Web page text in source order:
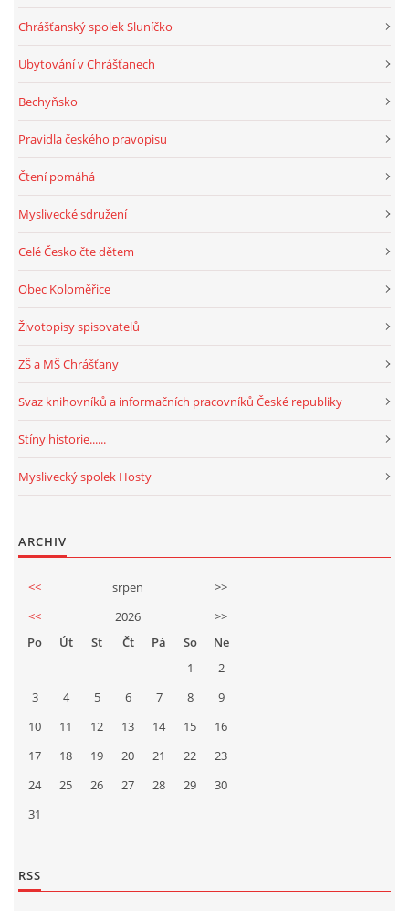
Chrášťanský spolek Sluníčko
Ubytování v Chrášťanech
Bechyňsko
Pravidla českého pravopisu
Čtení pomáhá
Myslivecké sdružení
Celé Česko čte dětem
Obec Koloměřice
Životopisy spisovatelů
ZŠ a MŠ Chrášťany
Svaz knihovníků a informačních pracovníků České republiky
Stíny historie......
Myslivecký spolek Hosty
ARCHIV
<< srpen
>>
<<
2026
>>
Po
Út St Čt Pá So
Ne
1
2
3
4 5 6 7 8
9
10
11 12 13 14 15
16
17
18 19 20 21 22
23
24
25 26 27 28 29
30
31
RSS